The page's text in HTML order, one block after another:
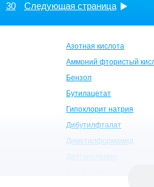
30 Следующая страница
Азотная кислота
Аммоний фтористый
Бензол
Бутилацетат
Гипохлорит натрия
Дибутилфталат
Диметилформамид
Диэтаноламин